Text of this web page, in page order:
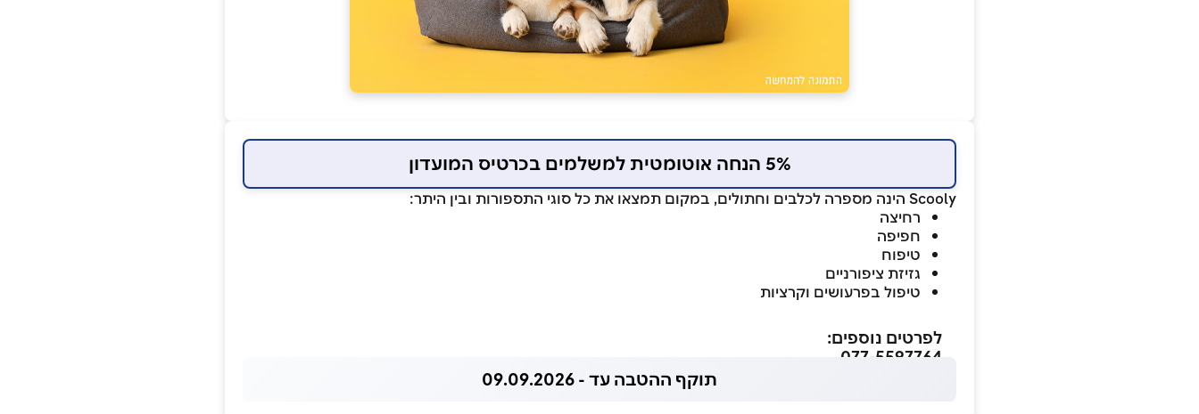
5% הנחה אוטומטית למשלמים בכרטיס המועדון
Scooly הינה מספרה לכלבים וחתולים, במקום תמצאו את כל סוגי התספורות ובין היתר:
רחיצה
חפיפה
טיפוח
גזיזת ציפורניים
טיפול בפרעושים וקרציות
לפרטים נוספים:
תוקף ההטבה עד - 09.09.2026